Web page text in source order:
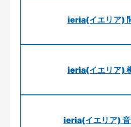
ieria(イエリア)
ieria(イエリア)
ieria(イエリア)